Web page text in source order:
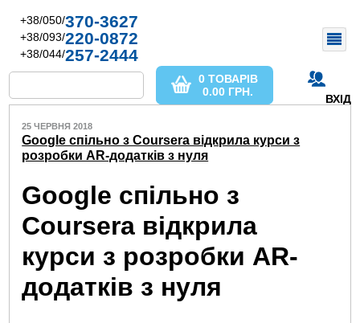
+38/050/370-3627
+38/093/220-0872
+38/044/257-2444
ВХІД
0 ТОВАРІВ
0.00 ГРН.
25 ЧЕРВНЯ 2018
Google спільно з Coursera відкрила курси з
розробки AR-додатків з нуля
Google спільно з
Coursera відкрила
курси з розробки AR-
додатків з нуля